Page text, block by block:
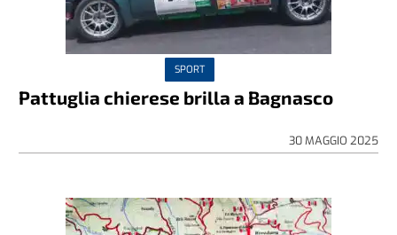
SPORT
Pattuglia chierese brilla a Bagnasco
30 MAGGIO 2025